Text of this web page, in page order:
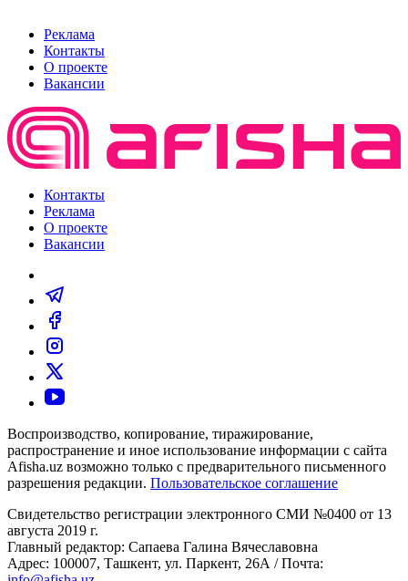
Реклама
Контакты
О проекте
Вакансии
Контакты
Реклама
О проекте
Вакансии
Воспроизводство, копирование, тиражирование,
распространение и иное использование информации с сайта
Afisha.uz возможно только с предварительного письменного
разрешения редакции. Пользовательское соглашение
Свидетельство регистрации электронного СМИ №0400 от 13
августа 2019 г.
Главный редактор: Сапаева Галина Вячеславовна
Адрес: 100007, Ташкент, ул. Паркент, 26А / Почта: